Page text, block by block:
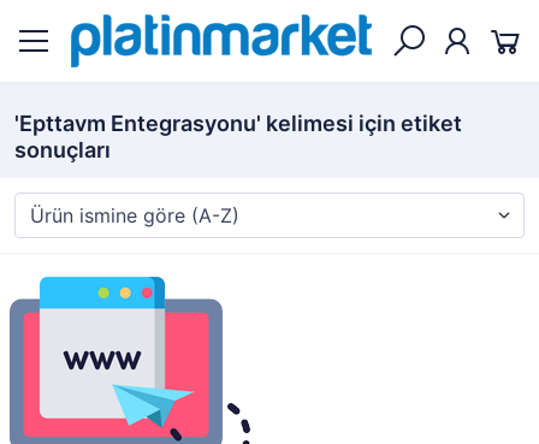
'Epttavm Entegrasyonu' kelimesi için etiket
sonuçları